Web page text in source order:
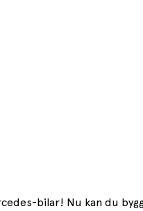
bilar! Nu kan du